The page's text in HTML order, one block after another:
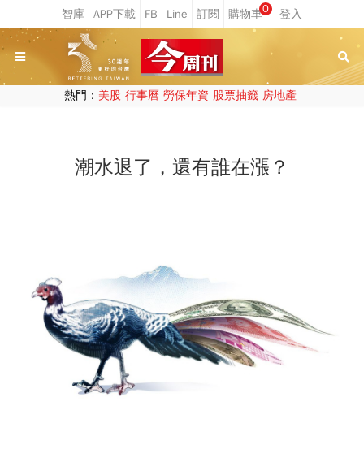
0
熱門： 美股 行事曆 勞保年資 股票抽籤 房地產
潮水退了，還有誰在漲？